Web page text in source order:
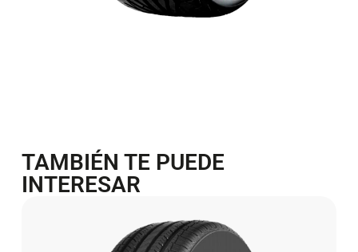
TAMBIÉN TE PUEDE
INTERESAR